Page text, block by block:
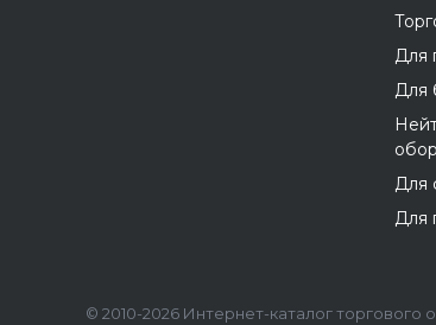
Для
Для
Для
Для
© 2010-2026 Интернет-каталог торгового